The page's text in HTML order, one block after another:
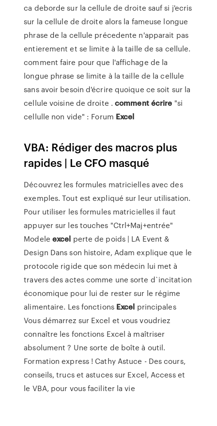
ca deborde sur la cellule de droite sauf si j'ecris
sur la cellule de droite alors la fameuse longue
phrase de la cellule précedente n'apparait pas
entierement et se limite à la taille de sa cellule.
comment faire pour que l'affichage de la
longue phrase se limite à la taille de la cellule
sans avoir besoin d'écrire quoique ce soit sur la
cellule voisine de droite .comment écrire "si
cellulle non vide" : Forum Excel
VBA: Rédiger des macros plus
rapides | Le CFO masqué
Découvrez les formules matricielles avec des
exemples. Tout est expliqué sur leur utilisation.
Pour utiliser les formules matricielles il faut
appuyer sur les touches "Ctrl+Maj+entrée"
Modele excel perte de poids | LA Event &
Design Dans son histoire, Adam explique que le
protocole rigide que son médecin lui met à
travers des actes comme une sorte d`incitation
économique pour lui de rester sur le régime
alimentaire. Les fonctions Excel principales
Vous démarrez sur Excel et vous voudriez
connaître les fonctions Excel à maîtriser
absolument ? Une sorte de boîte à outil.
Formation express ! Cathy Astuce -Des cours,
conseils, trucs et astuces sur Excel, Access et
le VBA, pour vous faciliter la vie